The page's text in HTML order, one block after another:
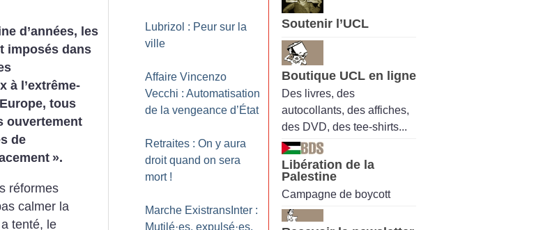
d’années, les
imposés dans
à l’extrême-
tous
ouvertement
de
».
réformes
calmer la
tenté, le
Lubrizol : Peur sur la
ville
Affaire Vincenzo
Vecchi : Automatisation
de la vengeance d’État
Retraites : On y aura
droit quand on sera
mort !
Marche ExistransInter :
Mutilé·es, expulsé·es,
Soutenir l’UCL
Boutique UCL en ligne
Des livres, des
autocollants, des affiches,
des DVD, des tee-shirts...
Libération de la
Palestine
Campagne de boycott